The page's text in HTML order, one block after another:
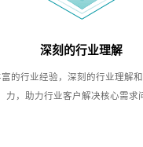
深刻的行业理解
富的行业经验，深刻的行业理解
力，助力行业客户解决核心需求